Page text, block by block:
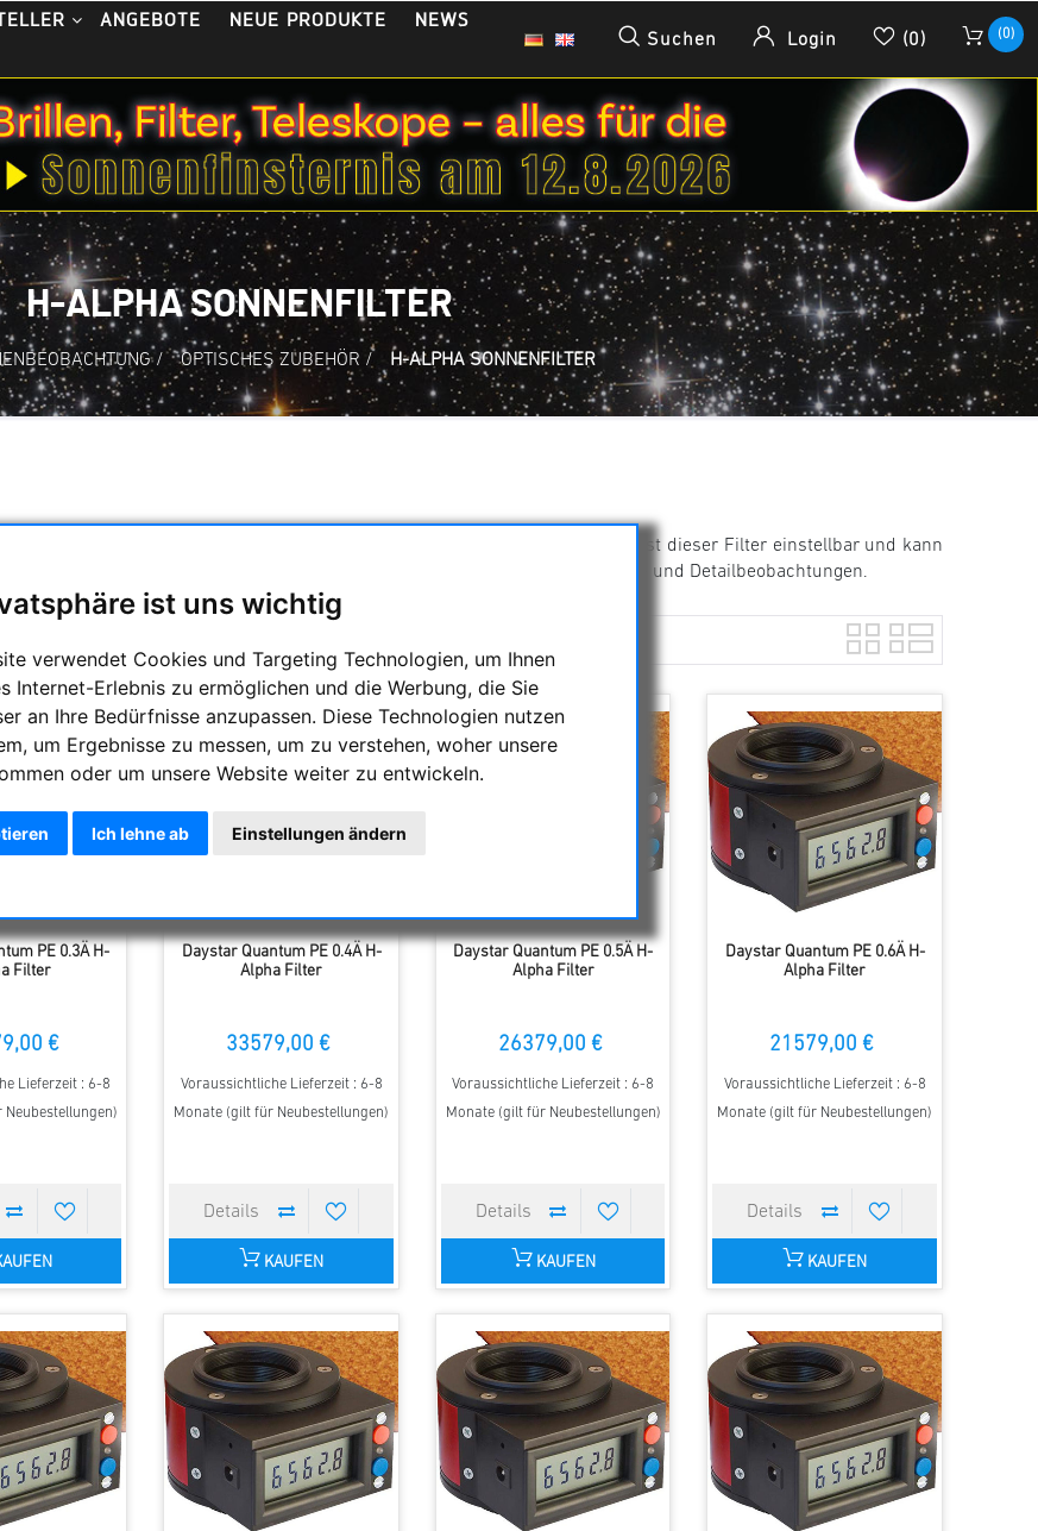
ist uns wichtig
verwendet Cookies und Targeting Technologien, um Ihnen
Internet-Erlebnis zu ermöglichen und die Werbung, die Sie
an Ihre Bedürfnisse anzupassen. Diese Technologien nutzen
um Ergebnisse zu messen, um zu verstehen, woher unsere
oder um unsere Website weiter zu entwickeln.
Ich lehne ab Einstellungen ändern
ANGEBOTE NEUE PRODUKTE
NEWS
Suchen Login (0) (0)
H-ALPHA SONNENFILTER
/ OPTISCHES ZUBEHÖR / H-ALPHA SONNENFILTER
der H-alpha Filterung ist Fabry-Pérot-Interferometer. Anders als beim Etalon ist dieser Filter einstellbar und kann
ZWL eingestellt werden. Dies gibt mehr Flexibilität für verschiedene Objekt- und Detailbeobachtungen.
PE 0.3Ä H-
Filter
€
Lieferzeit : 6-8
Daystar Quantum PE 0.4Ä H-
Alpha Filter
33579,00 €
Voraussichtliche Lieferzeit : 6-8
Monate (gilt für Neubestellungen)
KAUFEN
Daystar Quantum PE 0.5Ä H-
Alpha Filter
26379,00 €
Voraussichtliche Lieferzeit : 6-8
Monate (gilt für Neubestellungen)
KAUFEN
Daystar Quantum PE 0.6Ä H-
Alpha Filter
21579,00 €
Voraussichtliche Lieferzeit : 6-8
Monate (gilt für Neubestellungen)
KAUFEN